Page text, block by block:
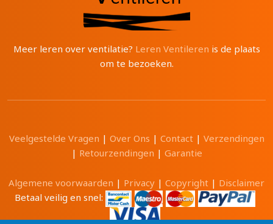
Meer leren over ventilatie? Leren Ventileren is de plaats
om te bezoeken.
Veelgestelde Vragen | Over Ons | Contact| Verzendingen
| Retourzendingen | Garantie
Algemene voorwaarden | Privacy | Copyright | Disclaimer
Betaal veilig en snel: